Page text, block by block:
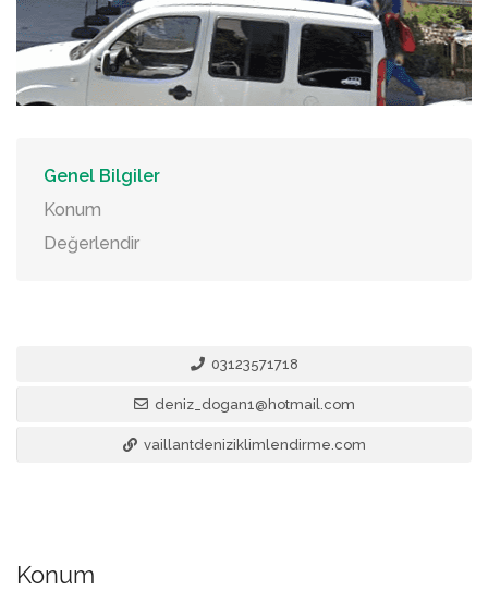
Genel Bilgiler
Konum
Değerlendir
03123571718
deniz_dogan1@hotmail.com
vaillantdeniziklimlendirme.com
Konum